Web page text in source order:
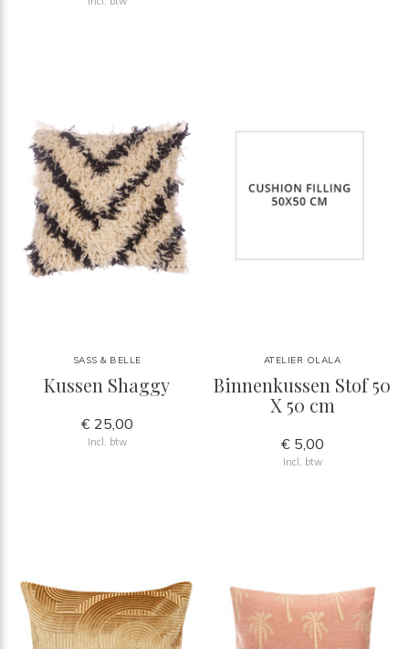
SASS & BELLE
Kussen Shaggy
€ 25,00
Incl. btw
ATELIER OLALA
Binnenkussen Stof 50
X 50 cm
€ 5,00
Incl. btw